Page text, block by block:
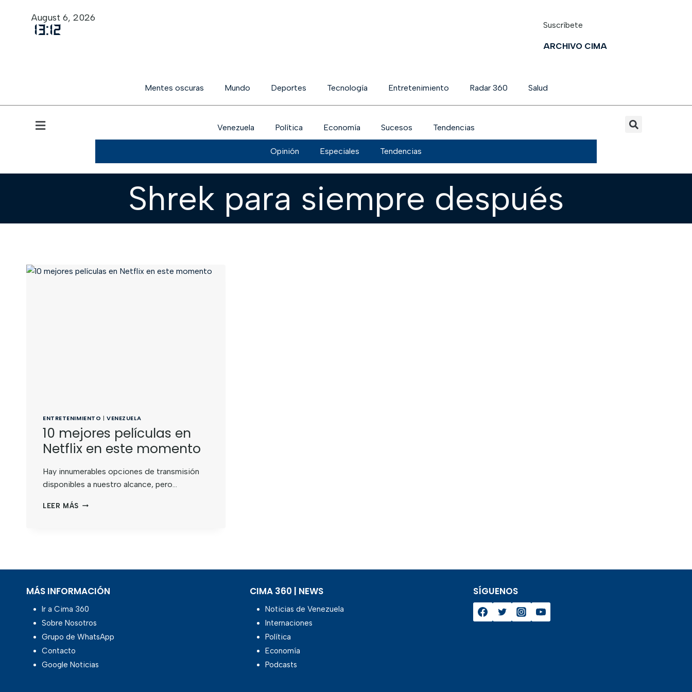
13:12
August 6, 2026
Suscríbete
ARCHIVO CIMA
Mentes oscuras Mundo Deportes Tecnología Entretenimiento Radar 360 Salud
Venezuela Política Economía Sucesos Tendencias
Opinión Especiales Tendencias
Shrek para siempre después
ENTRETENIMIENTO |VENEZUELA
10 mejores películas en
Netflix en este momento
Hay innumerables opciones de transmisión
disponibles a nuestro alcance, pero…
LEER MÁS
MÁS INFORMACIÓN
Ir a Cima 360
Sobre Nosotros
Grupo de WhatsApp
Contacto
Google Noticias
CIMA 360 | NEWS
Noticias de Venezuela
Internaciones
Política
Economía
Podcasts
SÍGUENOS